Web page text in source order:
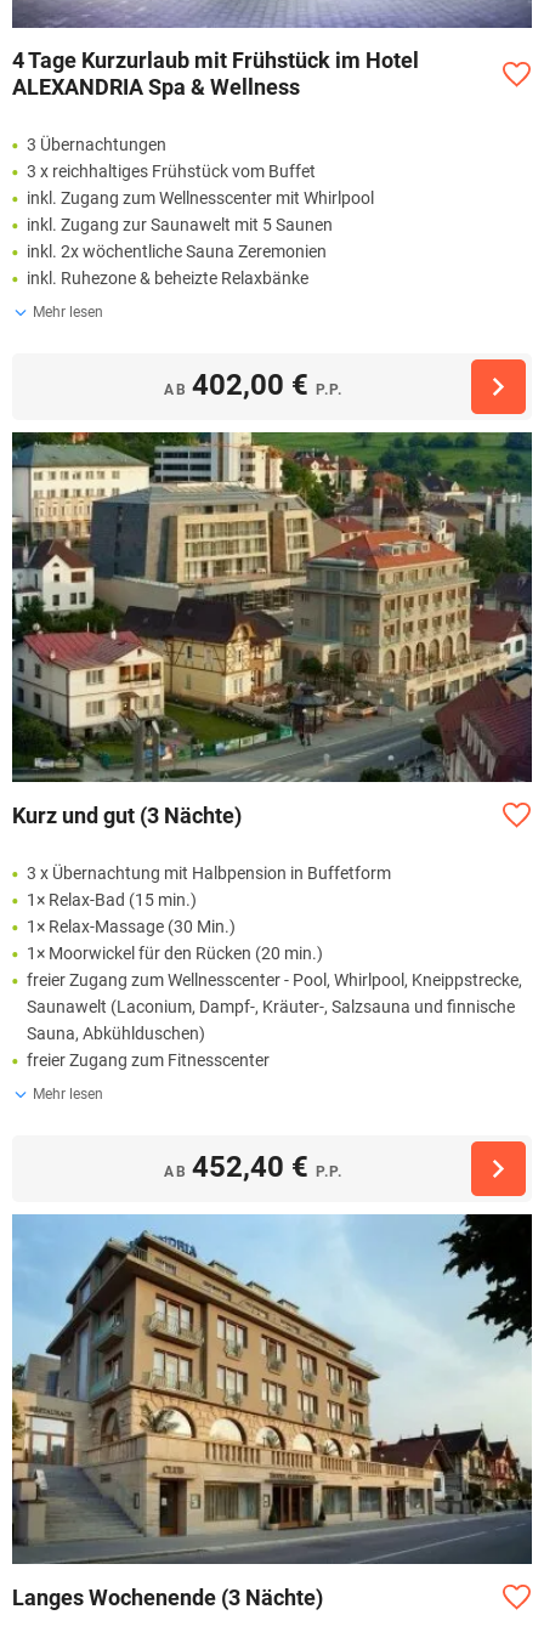
4 Tage Kurzurlaub mit Frühstück im Hotel
ALEXANDRIA Spa & Wellness
3 Übernachtungen
3 x reichhaltiges Frühstück vom Buffet
inkl. Zugang zum Wellnesscenter mit Whirlpool
inkl. Zugang zur Saunawelt mit 5 Saunen
inkl. 2x wöchentliche Sauna Zeremonien
inkl. Ruhezone & beheizte Relaxbänke
Mehr lesen
AB 402,00 € P.P.
Kurz und gut (3 Nächte)
3 x Übernachtung mit Halbpension in Buffetform
1× Relax-Bad (15 min.)
1× Relax-Massage (30 Min.)
1× Moorwickel für den Rücken (20 min.)
freier Zugang zum Wellnesscenter - Pool, Whirlpool, Kneippstrecke,
Saunawelt (Laconium, Dampf-, Kräuter-, Salzsauna und finnische
Sauna, Abkühlduschen)
freier Zugang zum Fitnesscenter
Mehr lesen
AB 452,40 € P.P.
Langes Wochenende (3 Nächte)